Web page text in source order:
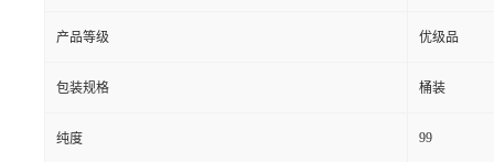
产品等级 优级品
包装规格 桶装
纯度 99